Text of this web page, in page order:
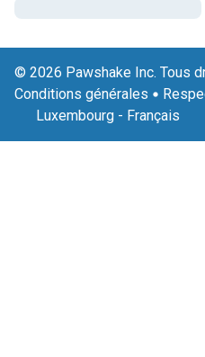
© 2026 Pawshake Inc. Tous
Conditions générales
Luxembourg - Français